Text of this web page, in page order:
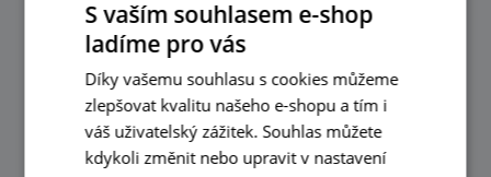
S vaším souhlasem e-shop
ladíme pro vás
Díky vašemu souhlasu s cookies můžeme
zlepšovat kvalitu našeho e-shopu a tím i
váš uživatelský zážitek. Souhlas můžete
kdykoli změnit nebo upravit v nastavení